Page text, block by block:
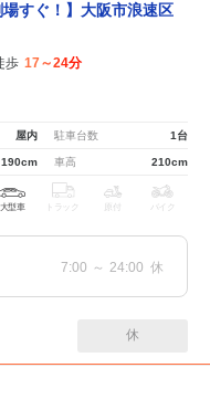
すぐ！】大阪市浪速区
歩 17～24分
屋内 駐車台数 1台
190cm 車高 210cm
大型車 トラック 原付 バイク
7:00 ～ 24:00 休
休